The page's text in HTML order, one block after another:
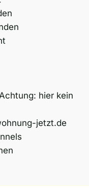
hier kein
jetzt.de